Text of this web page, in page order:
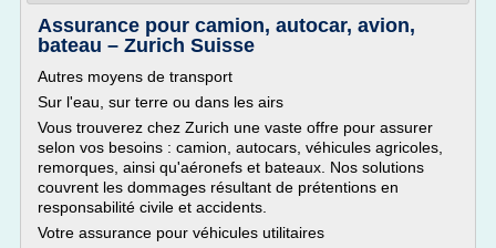
Assurance pour camion, autocar, avion,
bateau – Zurich Suisse
Autres moyens de transport
Sur l'eau, sur terre ou dans les airs
Vous trouverez chez Zurich une vaste offre pour assurer
selon vos besoins : camion, autocars, véhicules agricoles,
remorques, ainsi qu'aéronefs et bateaux. Nos solutions
couvrent les dommages résultant de prétentions en
responsabilité civile et accidents.
Votre assurance pour véhicules utilitaires